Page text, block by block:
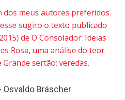
dos meus autores preferidos.
sugiro o texto publicado
de O Consolador: Ideias
Rosa, uma análise do teor
sertão: veredas.
Osvaldo Bräscher